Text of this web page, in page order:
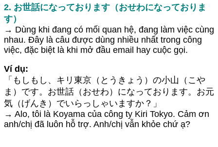
2. お世話になっております（おせわになっておりま
す）
→ Dùng khi đang có mối quan hệ, đang làm việc cùng
nhau. Đây là câu được dùng nhiều nhất trong công
việc, đặc biệt là khi mở đầu email hay cuộc gọi.
Ví dụ:
「もしもし、キリ東京（とうきょう）の小山（こや
ま）です。お世話（おせわ）になっております。お元
気（げんき）でいらっしゃいますか？」
→ Alo, tôi là Koyama của công ty Kiri Tokyo. Cảm ơn
anh/chị đã luôn hỗ trợ. Anh/chị vẫn khỏe chứ ạ?